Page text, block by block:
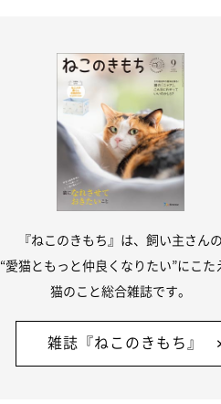
『ねこのきもち』は、飼い主さんの
“愛猫ともっと仲良くなりたい”にこた
猫のこと総合雑誌です。
雑誌『ねこのきもち』